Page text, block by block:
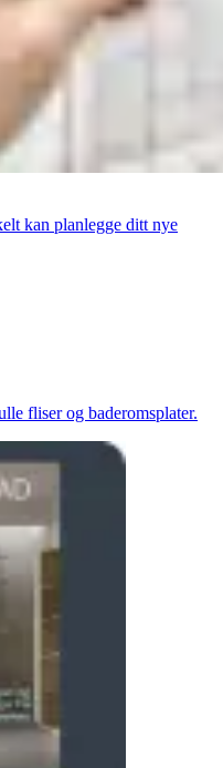
kan planlegge ditt nye
fliser og baderomsplater.